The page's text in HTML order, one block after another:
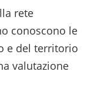
rete
conoscono le
e del territorio
valutazione